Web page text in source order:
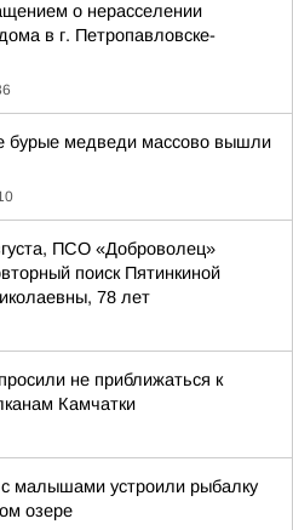
о нерасселении
в г. Петропавловске-
бурые медведи массово вышли
ПСО «Доброволец»
поиск Пятинкиной
78 лет
не приближаться к
Камчатки
малышами устроили рыбалку
озере